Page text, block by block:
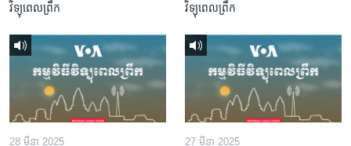
វិទ្យុពេលព្រឹក វិទ្យុពេលព្រឹក
28 មីនា 2025 27 មីនា 2025